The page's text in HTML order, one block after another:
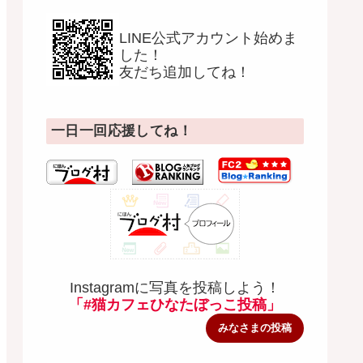
LINE公式アカウント始めま
した！
友だち追加してね！
一日一回応援してね！
Instagramに写真を投稿しよう！
「#猫カフェひなたぼっこ投稿」
みなさまの投稿